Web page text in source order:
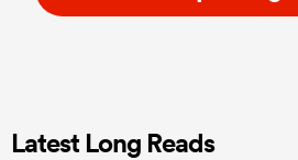
Latest Long Reads